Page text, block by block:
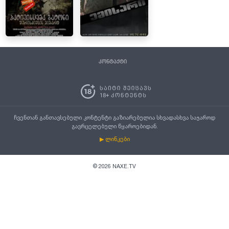
კონტაქტი
ჩვენთან განთავსებული კონტენტი გაზიარებულია სხვადასხვა საჯაროდ
გავრცელებული წყაროებიდან.
▶ ლინკები
© 2026 NAXE.TV